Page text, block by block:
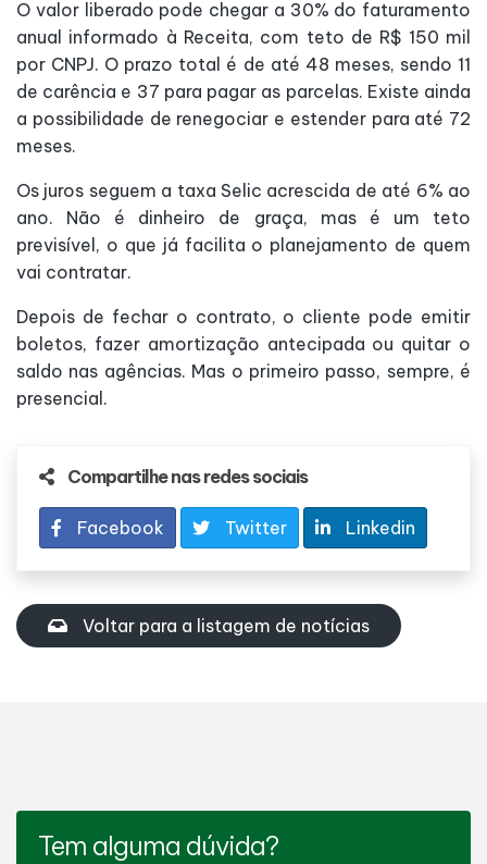
O valor liberado pode chegar a 30% do faturamento
anual informado à Receita, com teto de R$ 150 mil
por CNPJ. O prazo total é de até 48 meses, sendo 11
de carência e 37 para pagar as parcelas. Existe ainda
a possibilidade de renegociar e estender para até 72
meses.
Os juros seguem a taxa Selic acrescida de até 6% ao
ano. Não é dinheiro de graça, mas é um teto
previsível, o que já facilita o planejamento de quem
vai contratar.
Depois de fechar o contrato, o cliente pode emitir
boletos, fazer amortização antecipada ou quitar o
saldo nas agências. Mas o primeiro passo, sempre, é
presencial.
Compartilhe nas redes sociais
Facebook Twitter Linkedin
Voltar para a listagem de notícias
Tem alguma dúvida?